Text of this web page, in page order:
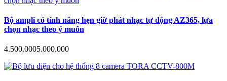
Bộ ampli có tính năng hẹn giờ phát nhạc tự động AZ365, lựa
chọn nhạc theo ý muốn
4.500.0005.000.000